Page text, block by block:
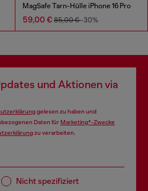
MagSafe Tarn-Hülle iPhone 16 Pro
59,00 € 85,00 €-30%
und Aktionen via
gelesen zu haben und
Daten fürMarketing*-Zwecke
zu verarbeiten.
Nicht spezifiziert